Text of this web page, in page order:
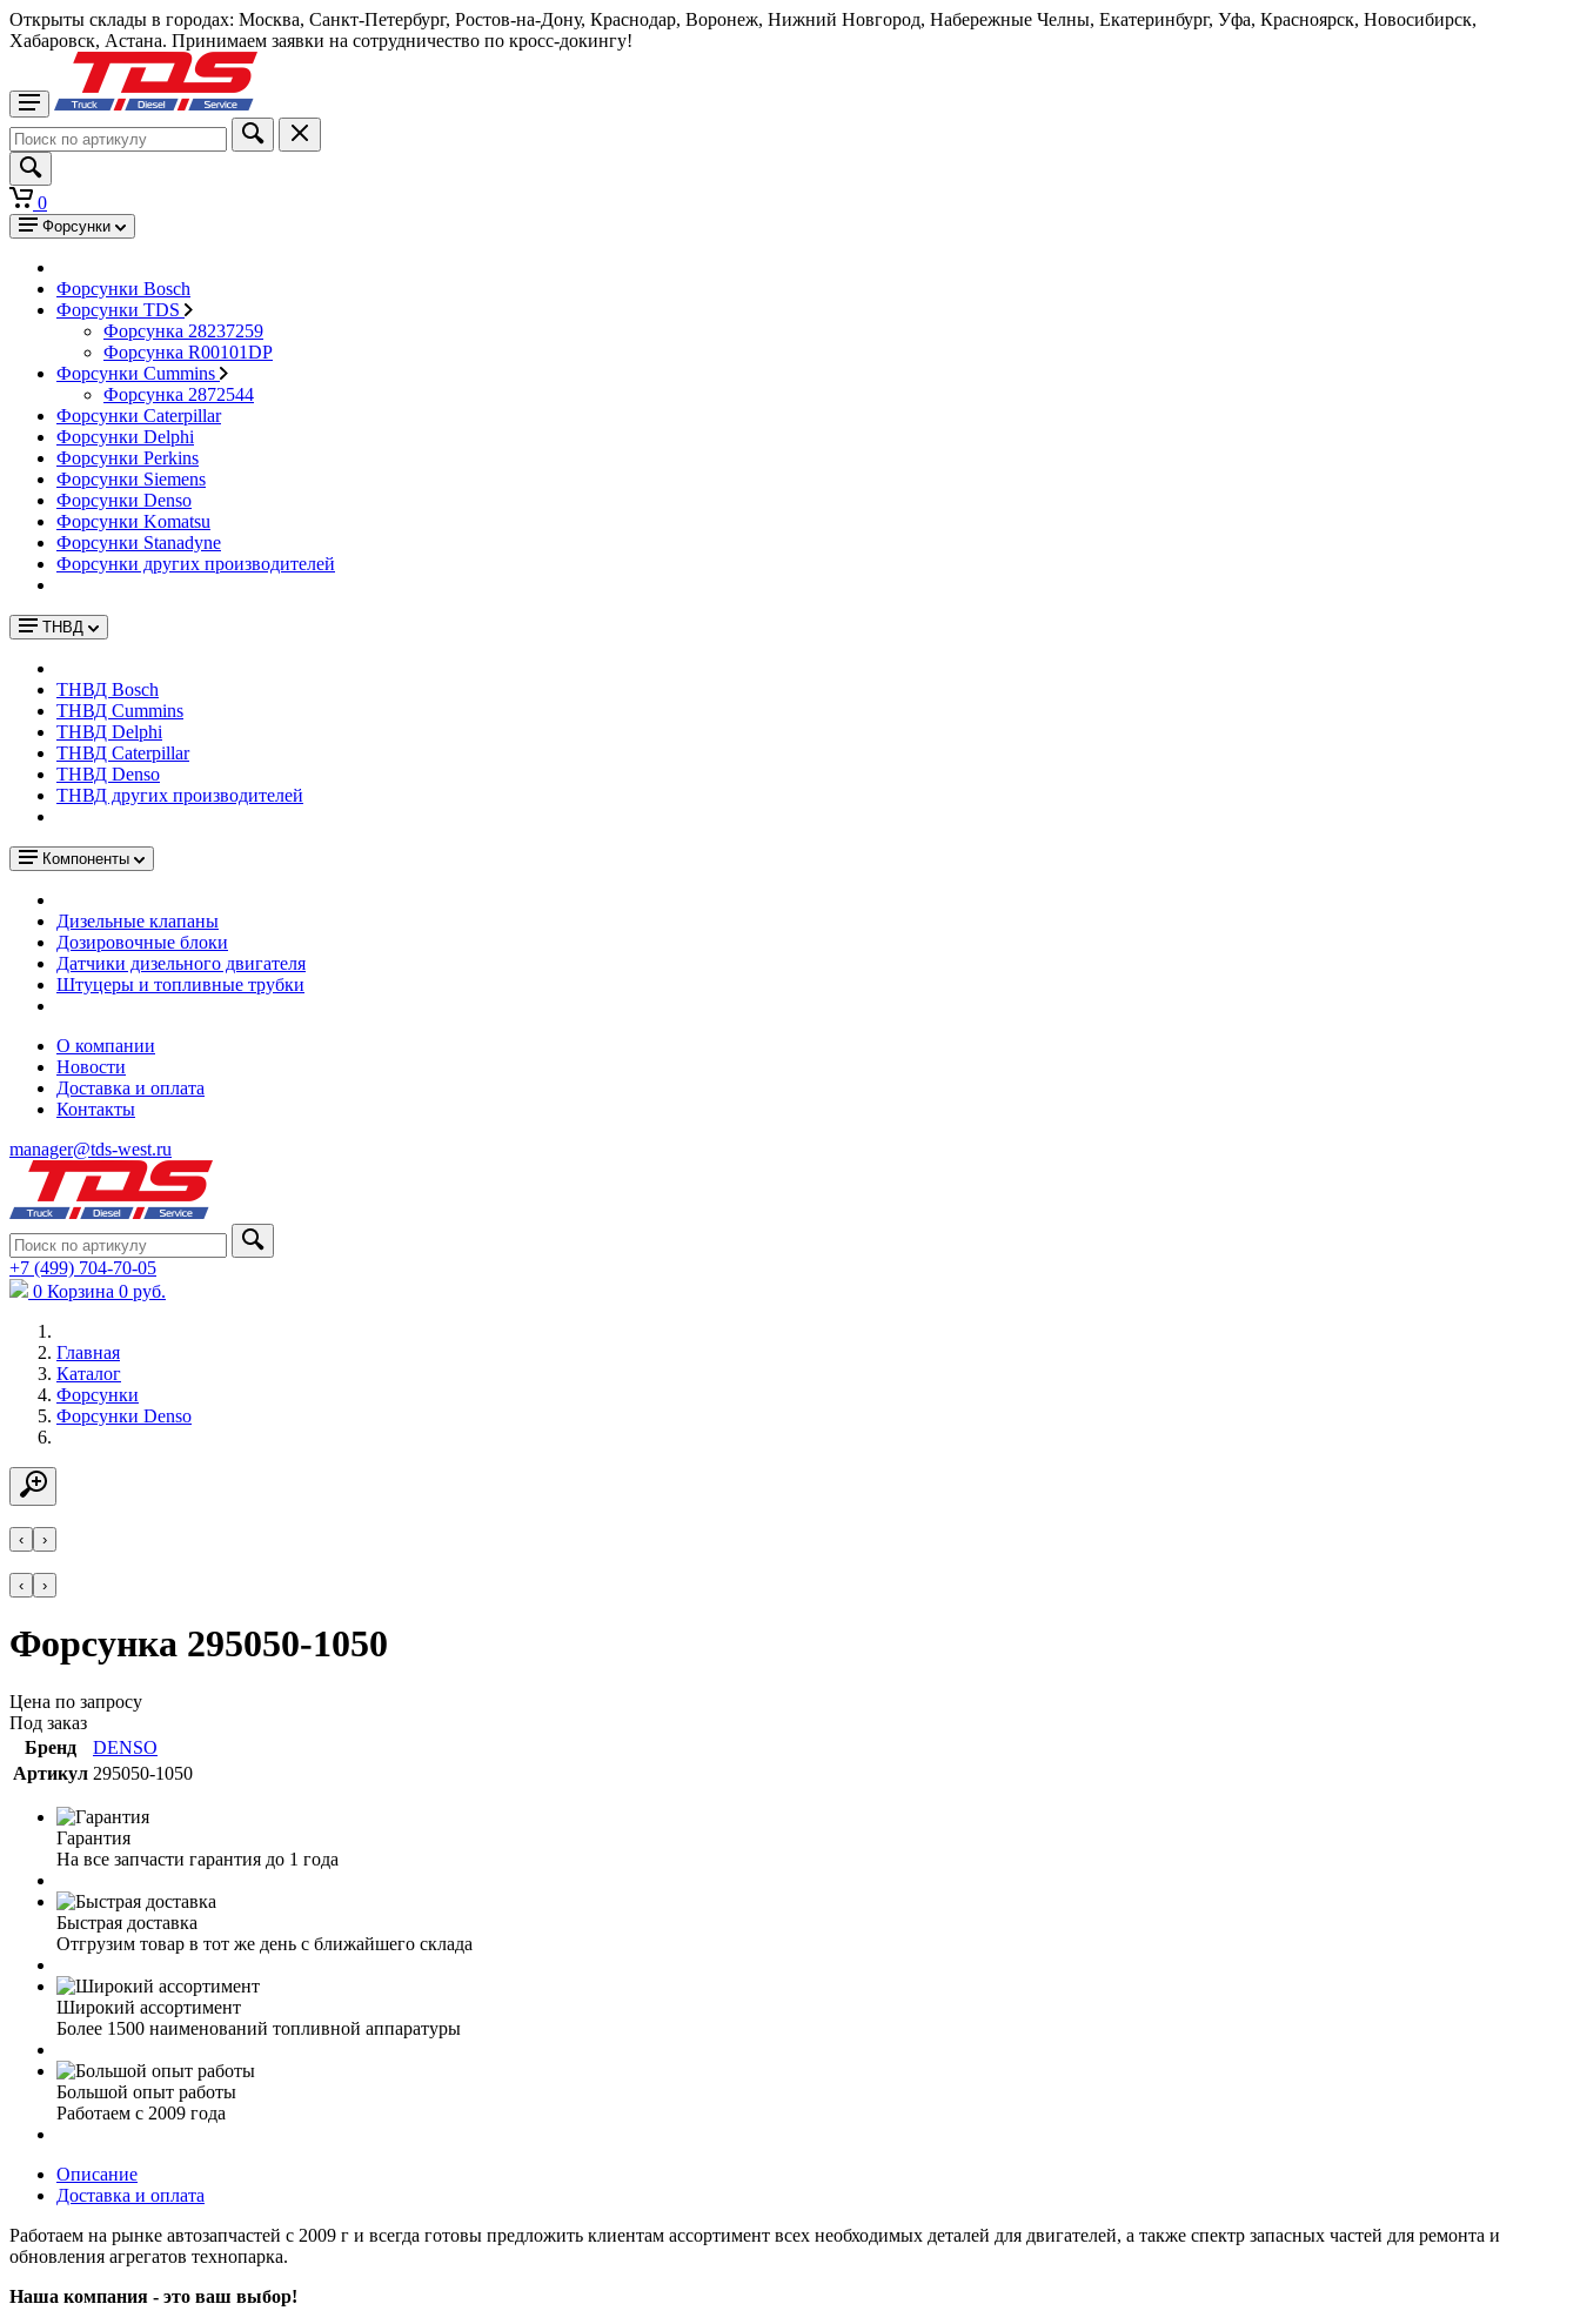
Открыты склады в городах: Москва, Санкт-Петербург, Ростов-на-Дону, Краснодар, Воронеж, Нижний Новгород, Набережные Челны, Екатеринбург, Уфа, Красноярск, Новосибирск,
Хабаровск, Астана. Принимаем заявки на сотрудничество по кросс-докингу!
0
Форсунки
Форсунки Bosch
Форсунки TDS
Форсунка 28237259
Форсунка R00101DP
Форсунки Cummins
Форсунка 2872544
Форсунки Caterpillar
Форсунки Delphi
Форсунки Perkins
Форсунки Siemens
Форсунки Denso
Форсунки Komatsu
Форсунки Stanadyne
Форсунки других производителей
ТНВД
ТНВД Bosch
ТНВД Cummins
ТНВД Delphi
ТНВД Caterpillar
ТНВД Denso
ТНВД других производителей
Компоненты
Дизельные клапаны
Дозировочные блоки
Датчики дизельного двигателя
Штуцеры и топливные трубки
О компании
Новости
Доставка и оплата
Контакты
manager@tds-west.ru
+7 (499) 704-70-05
0 Корзина 0 руб.
Главная
Каталог
Форсунки
Форсунки Denso
‹ ›
‹ ›
Форсунка 295050-1050
Цена по запросу
Под заказ
Бренд
DENSO
Артикул 295050-1050
Гарантия
На все запчасти гарантия до 1 года
Быстрая доставка
Отгрузим товар в тот же день с ближайшего склада
Широкий ассортимент
Более 1500 наименований топливной аппаратуры
Большой опыт работы
Работаем с 2009 года
Описание
Доставка и оплата
Работаем на рынке автозапчастей с 2009 г и всегда готовы предложить клиентам ассортимент всех необходимых деталей для двигателей, а также спектр запасных частей для ремонта и
обновления агрегатов технопарка.
Наша компания - это ваш выбор!